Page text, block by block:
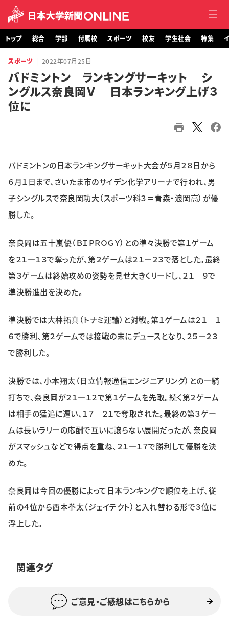
トップ
総合
スポーツ
学生社会
特集・企画
学生記者募集 お問い合わせ
トップ 総合 学部 付属校 スポーツ 校友 学生社会 特集
スポーツ 2022年07月25日
バドミントン ランキングサーキット シ
ングルス奈良岡Ｖ 日本ランキング上げ３
位に
バドミントンの日本ランキングサーキット大会が５月２８日から
６月１日まで、さいたま市のサイデン化学アリーナで行われ、男
子シングルスで奈良岡功大（スポーツ科３＝青森・浪岡高）が優
勝した。
奈良岡は五十嵐優（ＢＩＰＲＯＧＹ）との準々決勝で第１ゲーム
を２１―１３で奪ったが、第２ゲームは２１―２３で落とした。最終
第３ゲームは終始攻めの姿勢を見せ大きくリードし、２１―９で
準決勝進出を決めた。
準決勝では大林拓真（トナミ運輸）と対戦。第１ゲームは２１―１
６で勝利、第２ゲームでは接戦の末にデュースとなり、２５―２３
で勝利した。
決勝では、小本翔太（日立情報通信エンジニアリング）との一騎
打ちで、奈良岡が２１―１２で第１ゲームを先取。続く第２ゲーム
は相手の猛追に遭い、１７―２１で奪取された。最終の第３ゲー
ムは長いラリーの応酬で互いに譲らない展開だったが、奈良岡
がスマッシュなどで得点を重ね、２１―１７で勝利して優勝を決
めた。
奈良岡は今回の優勝によって日本ランキングで順位を上げ、従
前の４位から西本拳太（ジェイテクト）と入れ替わる形で３位に
浮上した。
関連タグ
ご意見・ご感想はこちらから